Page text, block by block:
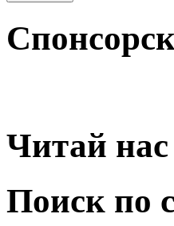
Читай
Поиск по